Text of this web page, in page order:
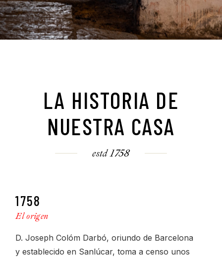
LA HISTORIA DE
NUESTRA CASA
estd 1758
1758
El origen
D. Joseph Colóm Darbó, oriundo de Barcelona
y establecido en Sanlúcar, toma a censo unos